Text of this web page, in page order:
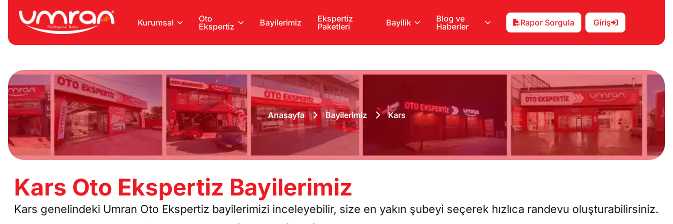
Kurumsal
Oto
Ekspertiz
Bayilerimiz
Ekspertiz
Paketleri
Bayilik
Blog ve
Haberler
Rapor Sorgula Giriş
Anasayfa Bayilerimiz Kars
Kars Oto Ekspertiz Bayilerimiz
Kars genelindeki Umran Oto Ekspertiz bayilerimizi inceleyebilir, size en yakın şubeyi seçerek hızlıca randevu oluşturabilirsiniz.